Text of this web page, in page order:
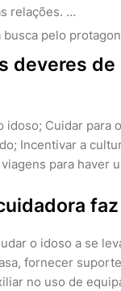
relações. …
busca pelo
deveres de
idoso; Cuidar para
Incentivar a
para haver
o idoso a se
fornecer
no uso de